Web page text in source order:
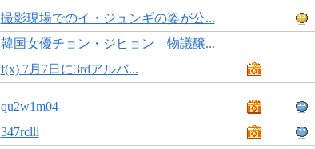
撮影現場でのイ・ジュンギの姿が公...
韓国女優チョン・ジヒョン 物議醸...
f(x) 7月7日に3rdアルバ...
qu2w1m04
347rclli